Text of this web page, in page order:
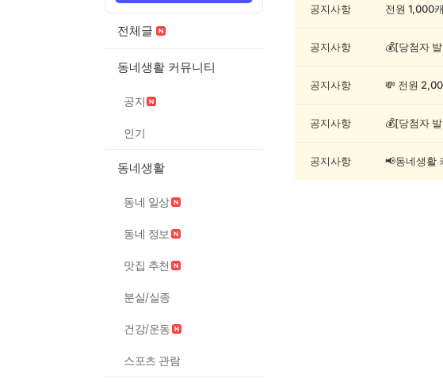
전체글
동네생활 커뮤니티
공지
인기
동네생활
동네 일상
동네 정보
맛집 추천
분실/실종
건강/운동
스포츠 관람
공지사항
공지사항
공지사항
공지사항
공지사항 📢동네생활